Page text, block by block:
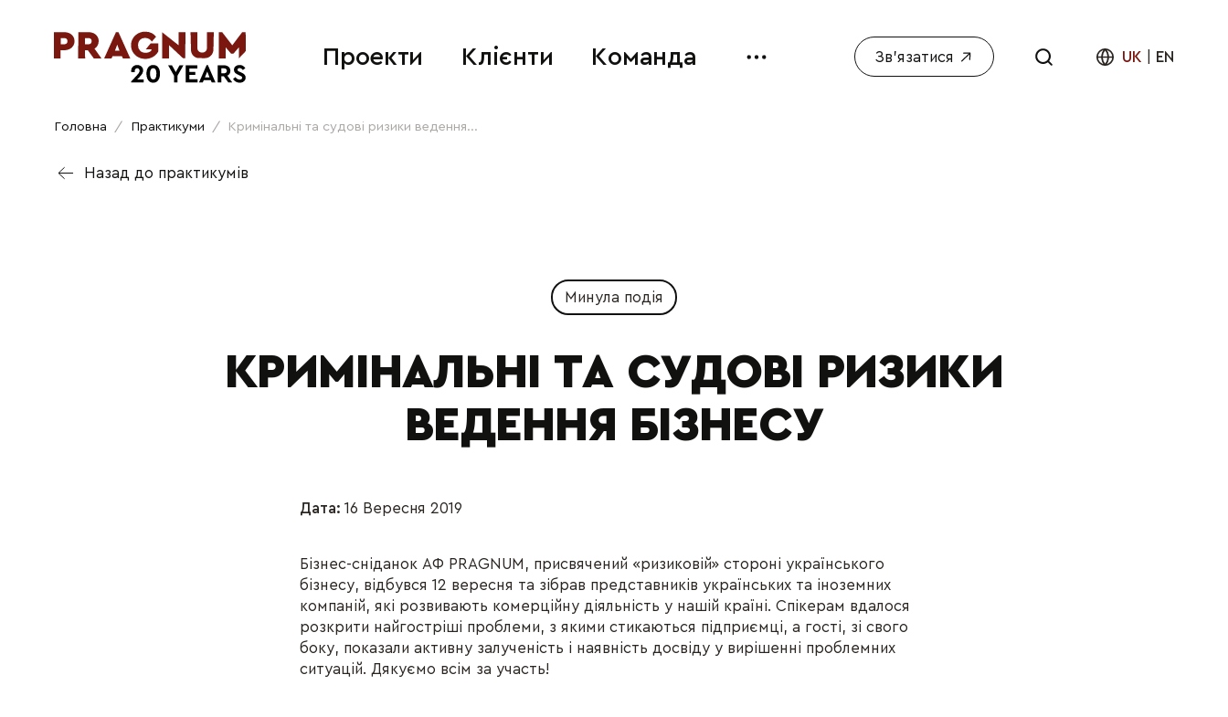
Проекти Клієнти Команда Зв'язатися UK EN
Головна / Практикуми / Кримінальні та судові ризики ведення...
Назад до практикумів
Минула подія
КРИМІНАЛЬНІ ТА СУДОВІ РИЗИКИ
ВЕДЕННЯ БІЗНЕСУ
Дата:16 Вересня 2019
Бізнес-сніданок АФ PRAGNUM, присвячений «ризиковій» стороні українського
бізнесу, відбувся 12 вересня та зібрав представників українських та іноземних
компаній, які розвивають комерційну діяльність у нашій країні. Спікерам вдалося
розкрити найгостріші проблеми, з якими стикаються підприємці, а гості, зі свого
боку, показали активну залученість і наявність досвіду у вирішенні проблемних
ситуацій. Дякуємо всім за участь!